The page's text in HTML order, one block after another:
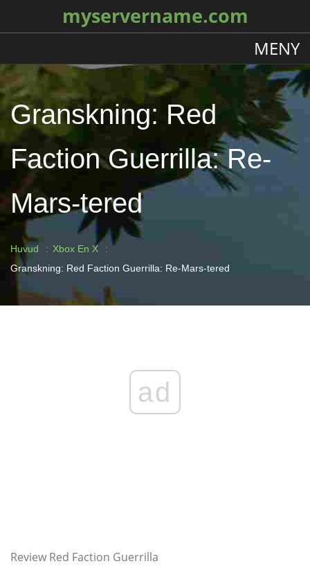
myservername.com
MENY
Granskning: Red
Faction Guerrilla: Re-
Mars-tered
Huvud
Xbox En X
Granskning: Red Faction Guerrilla: Re-Mars-tered
ad
Review Red Faction Guerrilla